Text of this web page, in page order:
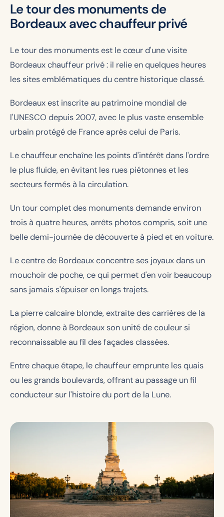
Le tour des monuments de
Bordeaux avec chauffeur privé
Le tour des monuments est le cœur d'une visite
Bordeaux chauffeur privé : il relie en quelques heures
les sites emblématiques du centre historique classé.
Bordeaux est inscrite au patrimoine mondial de
l'UNESCO depuis 2007, avec le plus vaste ensemble
urbain protégé de France après celui de Paris.
Le chauffeur enchaîne les points d'intérêt dans l'ordre
le plus fluide, en évitant les rues piétonnes et les
secteurs fermés à la circulation.
Un tour complet des monuments demande environ
trois à quatre heures, arrêts photos compris, soit une
belle demi-journée de découverte à pied et en voiture.
Le centre de Bordeaux concentre ses joyaux dans un
mouchoir de poche, ce qui permet d'en voir beaucoup
sans jamais s'épuiser en longs trajets.
La pierre calcaire blonde, extraite des carrières de la
région, donne à Bordeaux son unité de couleur si
reconnaissable au fil des façades classées.
Entre chaque étape, le chauffeur emprunte les quais
ou les grands boulevards, offrant au passage un fil
conducteur sur l'histoire du port de la Lune.